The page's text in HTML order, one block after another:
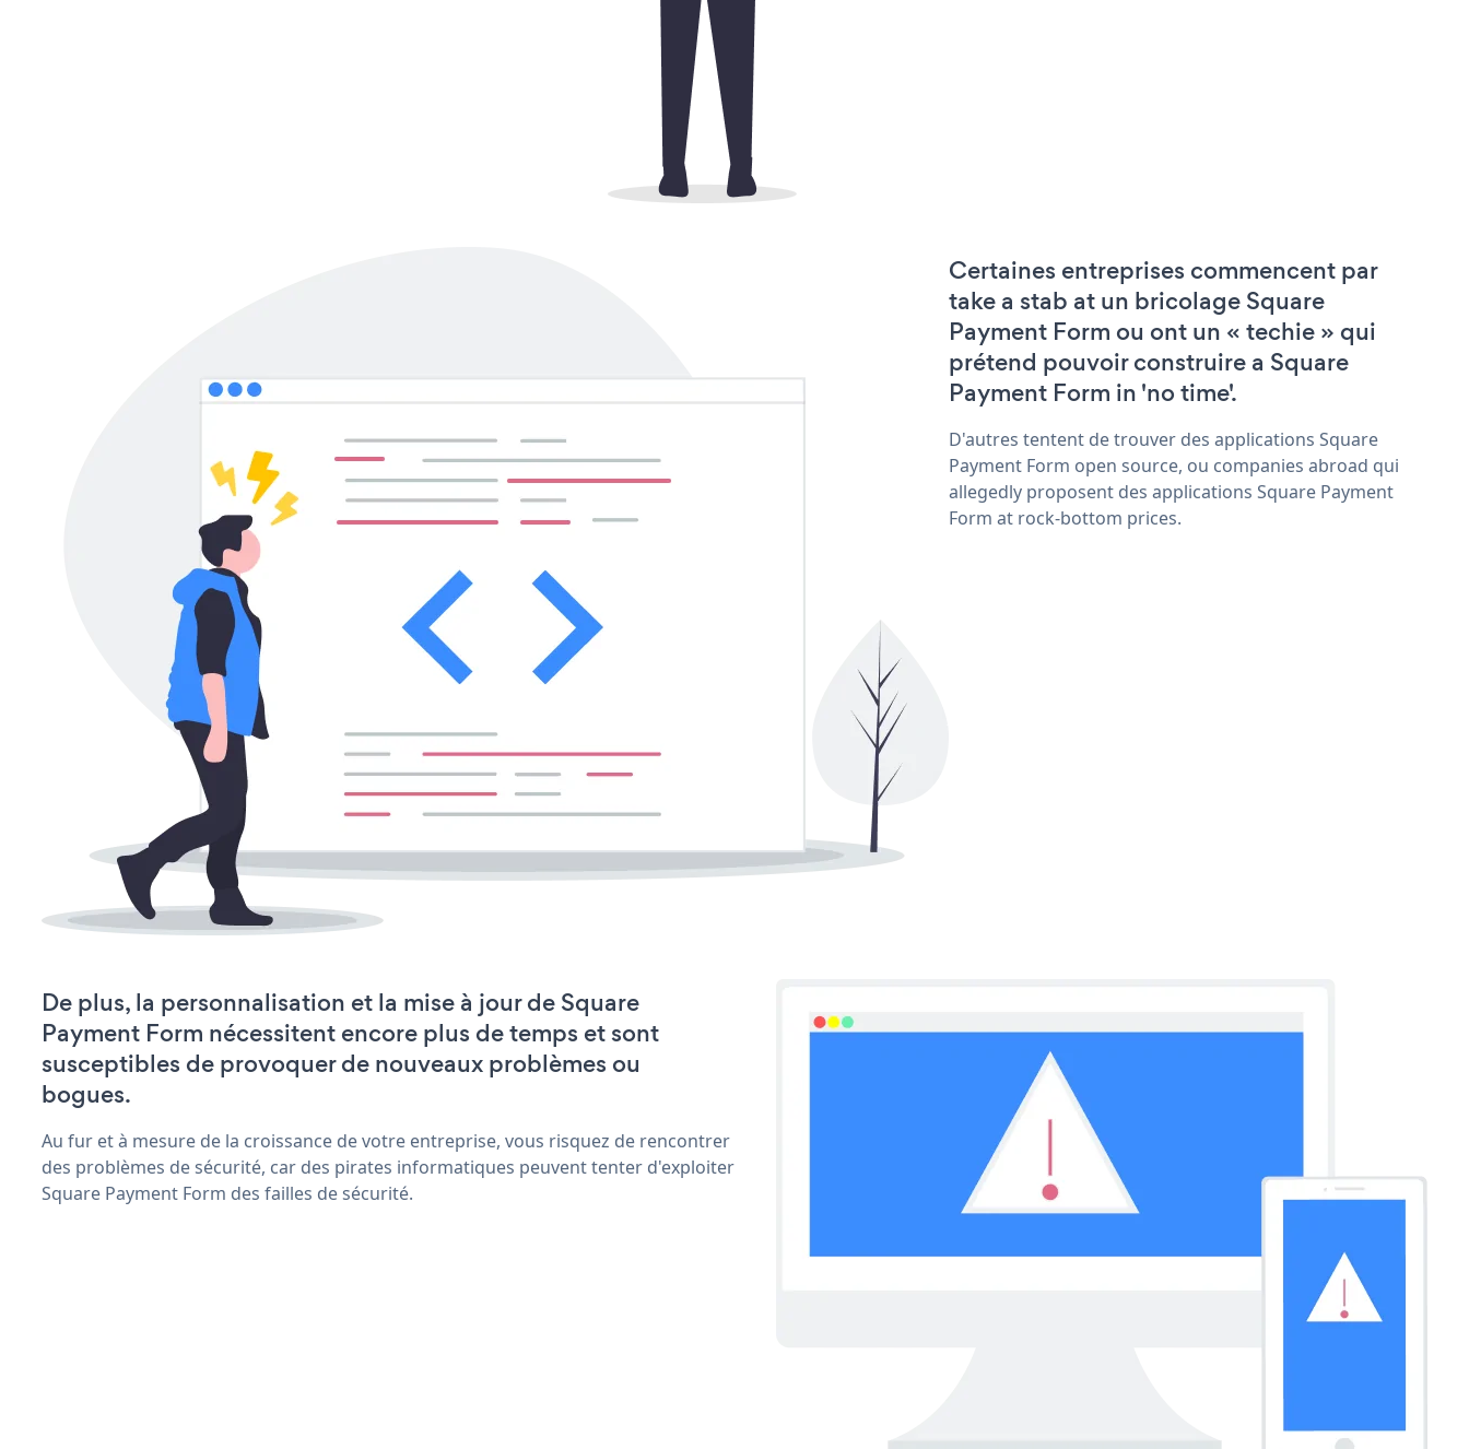
Certaines entreprises commencent par
take a stab at un bricolage Square
Payment Form ou ont un « techie » qui
prétend pouvoir construire a Square
Payment Form in 'no time'.
D'autres tentent de trouver des applications Square
Payment Form open source, ou companies abroad qui
allegedly proposent des applications Square Payment
Form at rock-bottom prices.
De plus, la personnalisation et la mise à jour de Square
Payment Form nécessitent encore plus de temps et sont
susceptibles de provoquer de nouveaux problèmes ou
bogues.
Au fur et à mesure de la croissance de votre entreprise, vous risquez de rencontrer
des problèmes de sécurité, car des pirates informatiques peuvent tenter d'exploiter
Square Payment Form des failles de sécurité.